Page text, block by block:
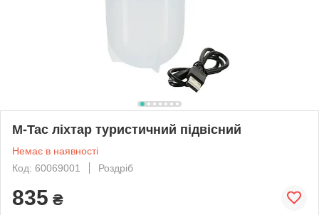
M-Tac ліхтар туристичний підвісний
Немає в наявності
Код: 60069001
Роздріб
835 ₴